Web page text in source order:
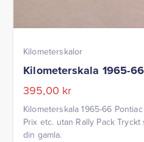
Kilometerskalor
Kilometerskala 1965-
395,00 kr
Kilometerskala 1965-66
Prix etc. utan Rally Pack
din gamla.